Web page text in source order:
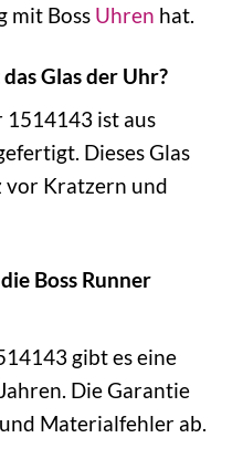
mit Boss Uhren hat.
Glas der Uhr?
1514143 ist aus
Dieses Glas
vor Kratzern und
Boss Runner
gibt es eine
Die Garantie
Materialfehler ab.